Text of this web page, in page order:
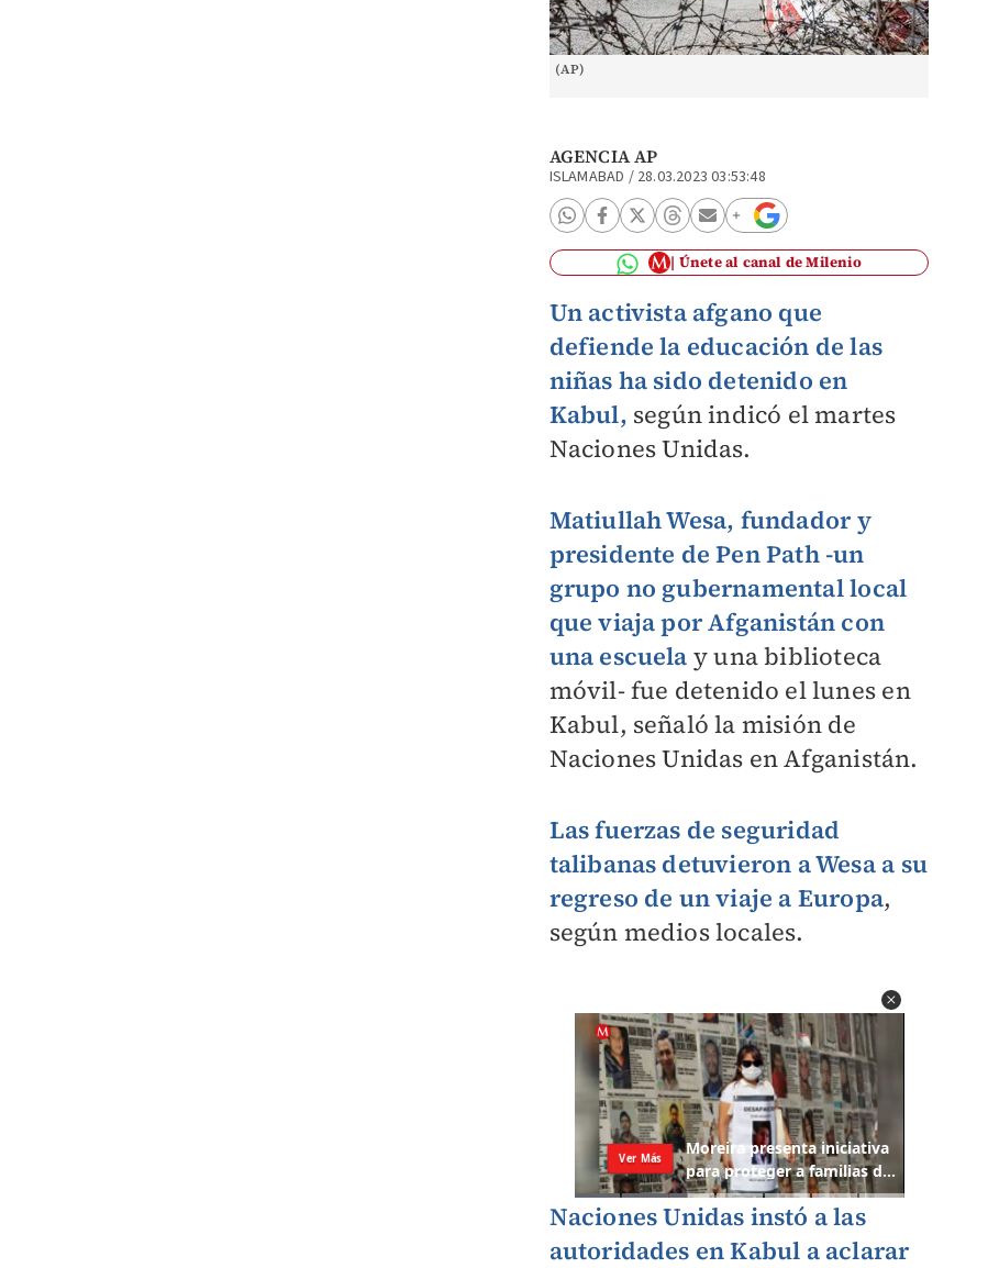
(AP)
AGENCIA AP
ISLAMABAD / 28.03.2023 03:53:48
Únete al canal de Milenio
Un activista afgano que
defiende la educación de las
niñas ha sido detenido en
Kabul, según indicó el martes
Naciones Unidas.
Matiullah Wesa, fundador y
presidente de Pen Path -un
grupo no gubernamental local
que viaja por Afganistán con
una escuela y una biblioteca
móvil- fue detenido el lunes en
Kabul, señaló la misión de
Naciones Unidas en Afganistán.
Las fuerzas de seguridad
talibanas detuvieron a Wesa a su
regreso de un viaje a Europa,
según medios locales.
Naciones Unidas instó a las
autoridades en Kabul a aclarar